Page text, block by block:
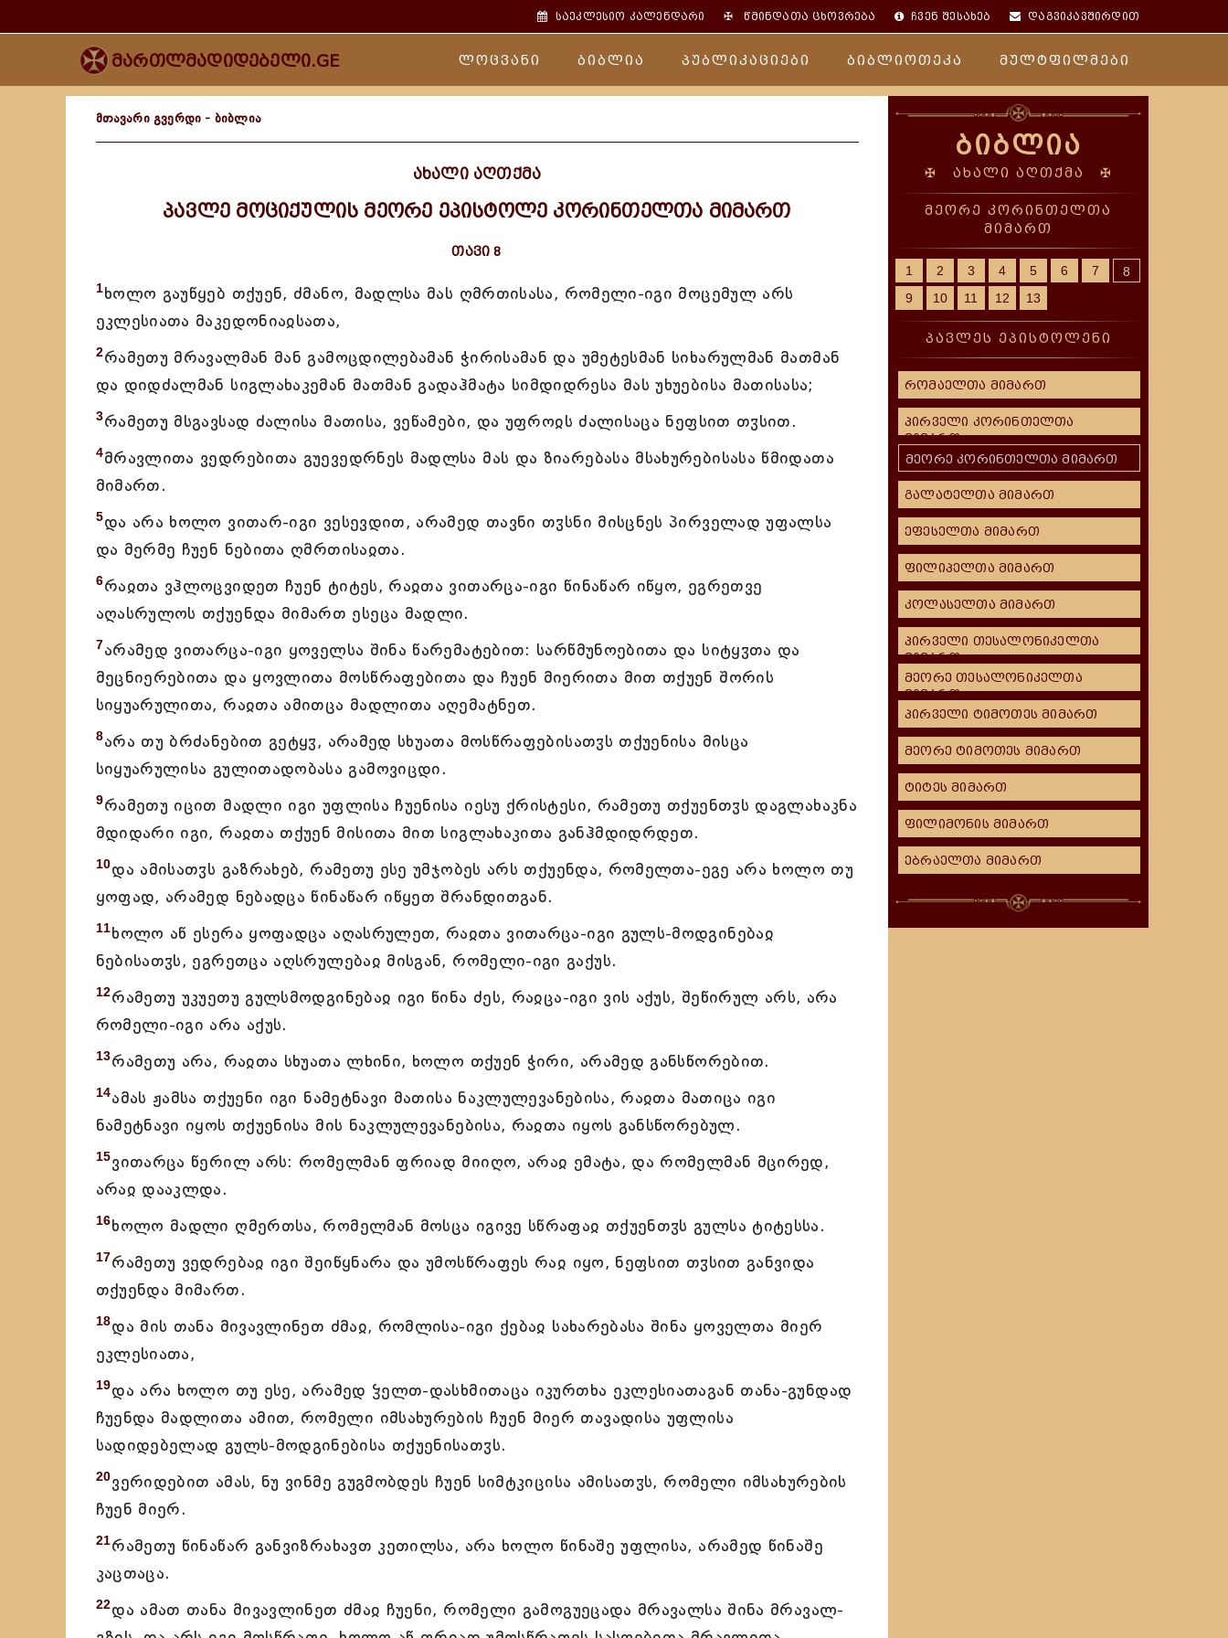
საეკლესიო კალენდარი ✠წმინდათა ცხოვრება ჩვენ შესახებ დაგვიკავშირდით
მართლმადიდებელი.GE ლოცვანი ბიბლია პუბლიკაციები ბიბლიოთეკა მულტფილმები
მთავარი გვერდი - ბიბლია
ახალი აღთქმა
პავლე მოციქულის მეორე ეპისტოლე კორინთელთა მიმართ
თავი 8
1ხოლო გაუწყებ თქუენ, ძმანო, მადლსა მას ღმრთისასა, რომელი-იგი მოცემულ არს
ეკლესიათა მაკედონიაჲსათა,
2რამეთუ მრავალმან მან გამოცდილებამან ჭირისამან და უმეტესმან სიხარულმან მათმან
და დიდძალმან სიგლახაკემან მათმან გადაჰმატა სიმდიდრესა მას უხუებისა მათისასა;
3რამეთუ მსგავსად ძალისა მათისა, ვეწამები, და უფროჲს ძალისაცა ნეფსით თჳსით.
4მრავლითა ვედრებითა გუევედრნეს მადლსა მას და ზიარებასა მსახურებისასა წმიდათა
მიმართ.
5და არა ხოლო ვითარ-იგი ვესევდით, არამედ თავნი თჳსნი მისცნეს პირველად უფალსა
და მერმე ჩუენ ნებითა ღმრთისაჲთა.
6რაჲთა ვჰლოცვიდეთ ჩუენ ტიტეს, რაჲთა ვითარცა-იგი წინაწარ იწყო, ეგრეთვე
აღასრულოს თქუენდა მიმართ ესეცა მადლი.
7არამედ ვითარცა-იგი ყოველსა შინა წარემატებით: სარწმუნოებითა და სიტყჳთა და
მეცნიერებითა და ყოვლითა მოსწრაფებითა და ჩუენ მიერითა მით თქუენ შორის
სიყუარულითა, რაჲთა ამითცა მადლითა აღემატნეთ.
8არა თუ ბრძანებით გეტყჳ, არამედ სხუათა მოსწრაფებისათჳს თქუენისა მისცა
სიყუარულისა გულითადობასა გამოვიცდი.
9რამეთუ იცით მადლი იგი უფლისა ჩუენისა იესუ ქრისტესი, რამეთუ თქუენთჳს დაგლახაკნა
მდიდარი იგი, რაჲთა თქუენ მისითა მით სიგლახაკითა განჰმდიდრდეთ.
10და ამისათჳს გაზრახებ, რამეთუ ესე უმჯობეს არს თქუენდა, რომელთა-ეგე არა ხოლო თუ
ყოფად, არამედ ნებადცა წინაწარ იწყეთ შრანდითგან.
11ხოლო აწ ესერა ყოფადცა აღასრულეთ, რაჲთა ვითარცა-იგი გულს-მოდგინებაჲ
ნებისათჳს, ეგრეთცა აღსრულებაჲ მისგან, რომელი-იგი გაქუს.
12რამეთუ უკუეთუ გულსმოდგინებაჲ იგი წინა ძეს, რაჲცა-იგი ვის აქუს, შეწირულ არს, არა
რომელი-იგი არა აქუს.
13რამეთუ არა, რაჲთა სხუათა ლხინი, ხოლო თქუენ ჭირი, არამედ განსწორებით.
14ამას ჟამსა თქუენი იგი ნამეტნავი მათისა ნაკლულევანებისა, რაჲთა მათიცა იგი
ნამეტნავი იყოს თქუენისა მის ნაკლულევანებისა, რაჲთა იყოს განსწორებულ.
15ვითარცა წერილ არს: რომელმან ფრიად მიიღო, არაჲ ემატა, და რომელმან მცირედ,
არაჲ დააკლდა.
16ხოლო მადლი ღმერთსა, რომელმან მოსცა იგივე სწრაფაჲ თქუენთჳს გულსა ტიტესსა.
17რამეთუ ვედრებაჲ იგი შეიწყნარა და უმოსწრაფეს რაჲ იყო, ნეფსით თჳსით განვიდა
თქუენდა მიმართ.
18და მის თანა მივავლინეთ ძმაჲ, რომლისა-იგი ქებაჲ სახარებასა შინა ყოველთა მიერ
ეკლესიათა,
19და არა ხოლო თუ ესე, არამედ ჴელთ-დასხმითაცა იკურთხა ეკლესიათაგან თანა-გუნდად
ჩუენდა მადლითა ამით, რომელი იმსახურების ჩუენ მიერ თავადისა უფლისა
სადიდებელად გულს-მოდგინებისა თქუენისათჳს.
20ვერიდებით ამას, ნუ ვინმე გუგმობდეს ჩუენ სიმტკიცისა ამისათჳს, რომელი იმსახურების
ჩუენ მიერ.
21რამეთუ წინაწარ განვიზრახავთ კეთილსა, არა ხოლო წინაშე უფლისა, არამედ წინაშე
კაცთაცა.
22და ამათ თანა მივავლინეთ ძმაჲ ჩუენი, რომელი გამოგუეცადა მრავალსა შინა მრავალ-
ბიბლია
✠ ახალი აღთქმა ✠
მეორე კორინთელთა
მიმართ
1 2 3 4 5 6 7
8
9
10 11 12 13
პავლეს ეპისტოლენი
რომაელთა მიმართ
პირველი კორინთელთა
მიმართ
მეორე კორინთელთა მიმართ
გალატელთა მიმართ
ეფესელთა მიმართ
ფილიპელთა მიმართ
კოლასელთა მიმართ
პირველი თესალონიკელთა
მიმართ
მეორე თესალონიკელთა
მიმართ
პირველი ტიმოთეს მიმართ
მეორე ტიმოთეს მიმართ
ტიტეს მიმართ
ფილიმონის მიმართ
ებრაელთა მიმართ